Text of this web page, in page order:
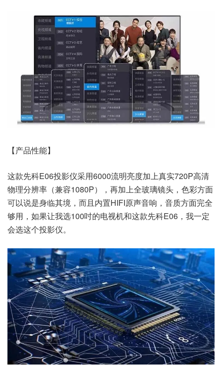
【产品性能】
这款先科E06投影仪采用6000流明亮度加上真实720P高清
物理分辨率（兼容1080P），再加上全玻璃镜头，色彩方面
可以说是身临其境，而且内置HIFI原声音响，音质方面完全
够用，如果让我选100吋的电视机和这款先科E06，我一定
会选这个投影仪。